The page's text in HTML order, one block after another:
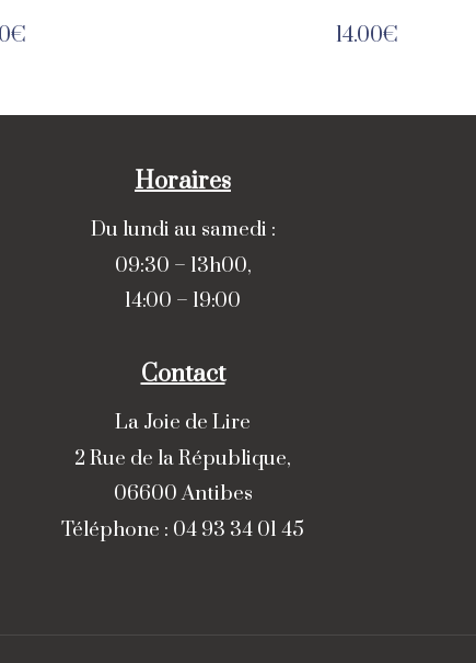
€ 14.00€
Horaires
Du lundi au samedi :
09:30 – 13h00,
14:00 – 19:00
Contact
La Joie de Lire
2 Rue de la République,
06600 Antibes
Téléphone : 04 93 34 01 45